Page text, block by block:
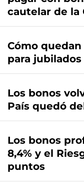
cautelar de la
Cómo
para
Los bonos
País quedó
Los bonos
8,4% y el
puntos